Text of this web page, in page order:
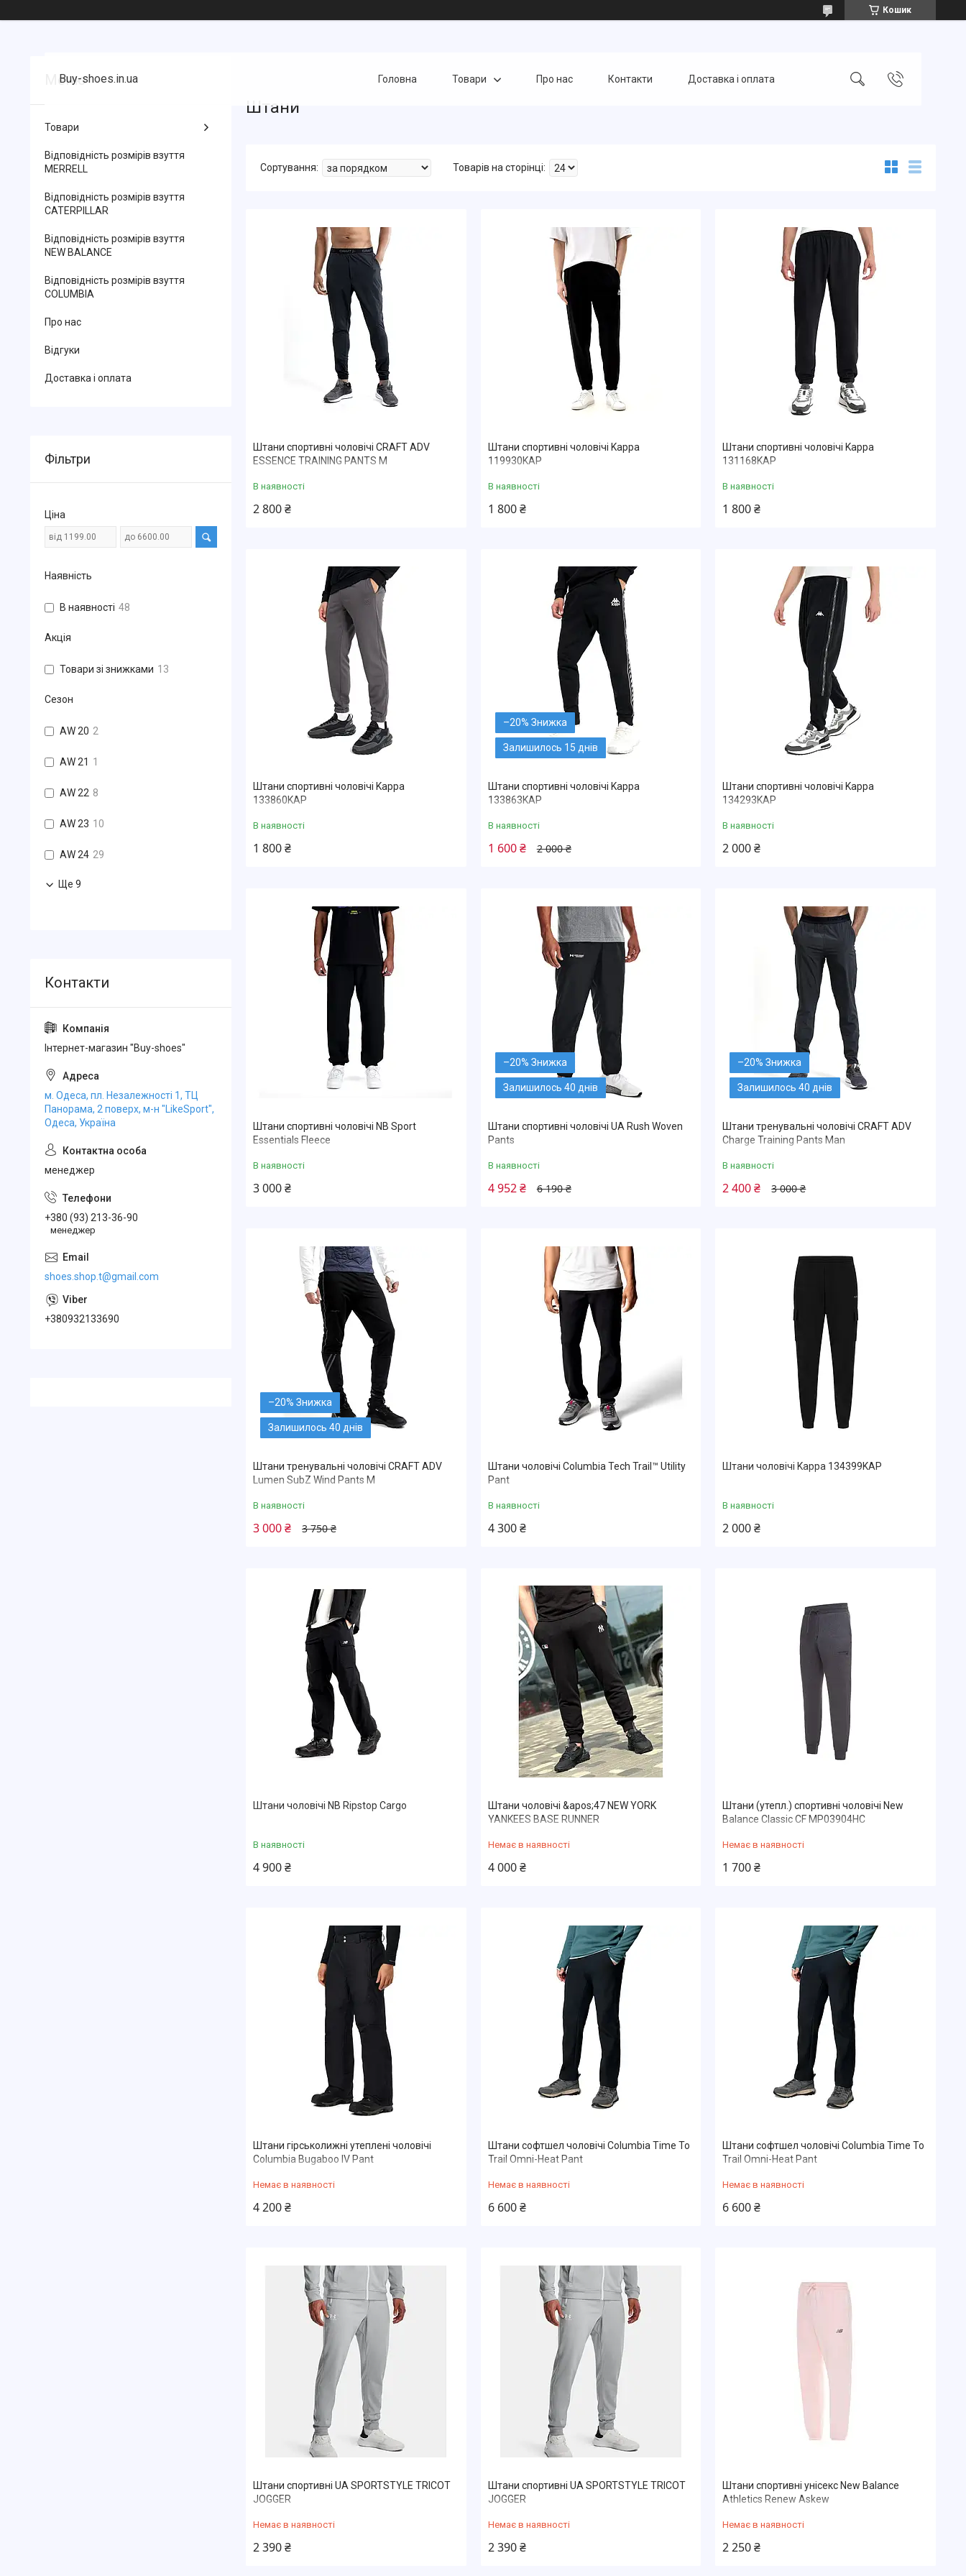
Кошик
Buy-shoes.in.ua Головна Товари Про нас Контакти Доставка і оплата
Штани
Штани спортивні чоловічі CRAFT ADV
ESSENCE TRAINING PANTS M
В наявності
2 800 ₴
Штани спортивні чоловічі Kappa
119930KAP
В наявності
1 800 ₴
Штани спортивні чоловічі Kappa
131168KAP
В наявності
1 800 ₴
Штани спортивні чоловічі Kappa
133860KAP
В наявності
1 800 ₴
–20%
Залишилось 15 днів
Штани спортивні чоловічі Kappa
133863KAP
В наявності
2 000 ₴
1 600 ₴
Штани спортивні чоловічі Kappa
134293KAP
В наявності
2 000 ₴
Штани спортивні чоловічі NB Sport
Essentials Fleece
В наявності
3 000 ₴
–20%
Залишилось 40 днів
Штани спортивні чоловічі UA Rush Woven
Pants
В наявності
6 190 ₴
4 952 ₴
–20%
Залишилось 40 днів
Штани тренувальні чоловічі CRAFT ADV
Charge Training Pants Man
В наявності
3 000 ₴
2 400 ₴
–20%
Залишилось 40 днів
Штани тренувальні чоловічі CRAFT ADV
Lumen SubZ Wind Pants M
В наявності
3 750 ₴
3 000 ₴
Штани чоловiчi Columbia Tech Trail™ Utility
Pant
В наявності
4 300 ₴
Штани чоловічі Kappa 134399KAP
В наявності
2 000 ₴
Штани чоловічі NB Ripstop Cargo
В наявності
4 900 ₴
Штани чоловічі &apos;47 NEW YORK
YANKEES BASE RUNNER
Немає в наявності
4 000 ₴
Штани (утепл.) спортивні чоловічі New
Balance Classic CF MP03904HC
Немає в наявності
1 700 ₴
Штани гірськолижні утепленi чоловічі
Columbia Bugaboo IV Pant
Немає в наявності
4 200 ₴
Штани софтшел чоловічі Columbia Time To
Trail Omni-Heat Pant
Немає в наявності
6 600 ₴
Штани софтшел чоловічі Columbia Time To
Trail Omni-Heat Pant
Немає в наявності
6 600 ₴
Штани спортивні UA SPORTSTYLE TRICOT
JOGGER
Немає в наявності
2 390 ₴
Штани спортивні UA SPORTSTYLE TRICOT
JOGGER
Немає в наявності
2 390 ₴
Штани спортивні унісекс New Balance
Athletics Renew Askew
Немає в наявності
2 250 ₴
Товари
Відповідність розмірів взуття
MERRELL
Відповідність розмірів взуття
CATERPILLAR
Відповідність розмірів взуття
NEW BALANCE
Відповідність розмірів взуття
COLUMBIA
Про нас
Відгуки
Доставка і оплата
Фільтри
Ціна
Наявність
В наявності 48
Акція
Товари зі знижками 13
Сезон
AW 20 2
AW 21 1
AW 22 8
AW 23 10
AW 24 29
Ще 9
Інтернет-магазин "Buy-shoes"
м. Одеса, пл. Незалежності 1, ТЦ
Панорама, 2 поверх, м-н "LikeSport",
Одеса, Україна
менеджер
+380 (93) 213-36-90
менеджер
shoes.shop.t@gmail.com
+380932133690